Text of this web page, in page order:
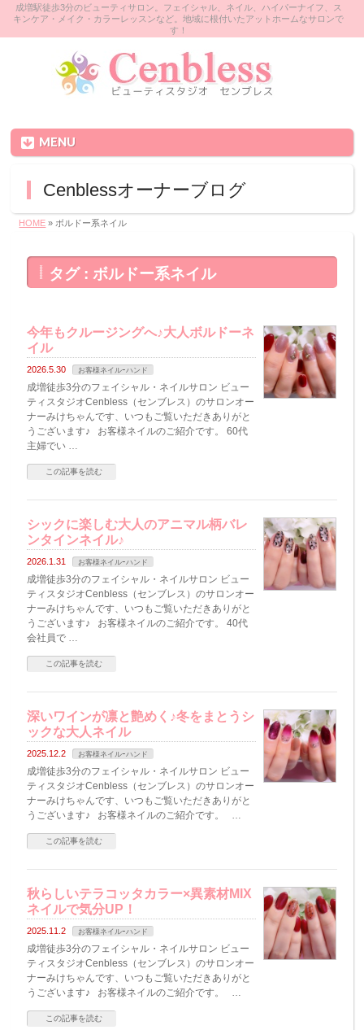
成増駅徒歩3分のビューティサロン。フェイシャル、ネイル、ハイパーナイフ、ス
キンケア・メイク・カラーレッスンなど。地域に根付いたアットホームなサロンで
す！
MENU
Cenblessオーナーブログ
HOME » ボルドー系ネイル
タグ : ボルドー系ネイル
今年もクルージングへ♪大人ボルドーネ
イル
2026.5.30 お客様ネイルｰハンド
成増徒歩3分のフェイシャル・ネイルサロン ビュー
ティスタジオCenbless（センブレス）のサロンオー
ナーみけちゃんです、いつもご覧いただきありがと
うございます♪ お客様ネイルのご紹介です。 60代
主婦でい …
この記事を読む
シックに楽しむ大人のアニマル柄バレ
ンタインネイル♪
2026.1.31 お客様ネイルｰハンド
成増徒歩3分のフェイシャル・ネイルサロン ビュー
ティスタジオCenbless（センブレス）のサロンオー
ナーみけちゃんです、いつもご覧いただきありがと
うございます♪ お客様ネイルのご紹介です。 40代
会社員で …
この記事を読む
深いワインが凛と艶めく♪冬をまとうシ
ックな大人ネイル
2025.12.2 お客様ネイルｰハンド
成増徒歩3分のフェイシャル・ネイルサロン ビュー
ティスタジオCenbless（センブレス）のサロンオー
ナーみけちゃんです、いつもご覧いただきありがと
うございます♪ お客様ネイルのご紹介です。 …
この記事を読む
秋らしいテラコッタカラー×異素材MIX
ネイルで気分UP！
2025.11.2 お客様ネイルｰハンド
成増徒歩3分のフェイシャル・ネイルサロン ビュー
ティスタジオCenbless（センブレス）のサロンオー
ナーみけちゃんです、いつもご覧いただきありがと
うございます♪ お客様ネイルのご紹介です。 …
この記事を読む